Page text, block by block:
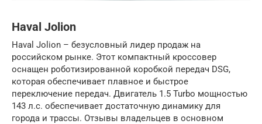
Haval Jolion
Haval Jolion – безусловный лидер продаж на
российском рынке. Этот компактный кроссовер
оснащен роботизированной коробкой передач DSG,
которая обеспечивает плавное и быстрое
переключение передач. Двигатель 1.5 Turbo мощностью
143 л.с. обеспечивает достаточную динамику для
города и трассы. Отзывы владельцев в основном